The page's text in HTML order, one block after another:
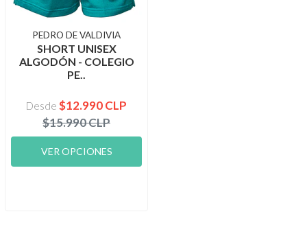
PEDRO DE VALDIVIA
SHORT UNISEX
ALGODÓN - COLEGIO
PE..
Desde $12.990 CLP
$15.990 CLP
VER OPCIONES